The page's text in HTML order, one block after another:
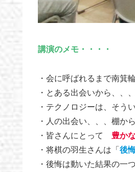
講演のメモ・・・・
・会に呼ばれるまで南箕
・とある出会いから、、
・テクノロジーは、そう
・人の出会い、、、棚か
・皆さんにとって 豊か
・将棋の羽生さんは「 後
・後悔は動いた結果の一つ